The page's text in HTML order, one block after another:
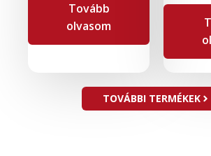
Tovább
olvasom
TOVÁBBI TERMÉKEK